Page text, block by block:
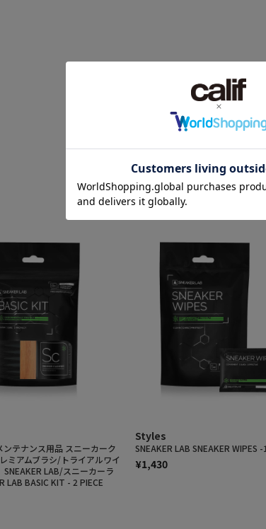
SHOE
ンテナンス用品 スニーカーク
ミアムブラシ/トライアルワイ
SNEAKER LAB/スニーカーラ
LAB BASIC KIT - 2 PIECE
Styles
SNEAKER LAB SNEAKER WIPES
¥1,430